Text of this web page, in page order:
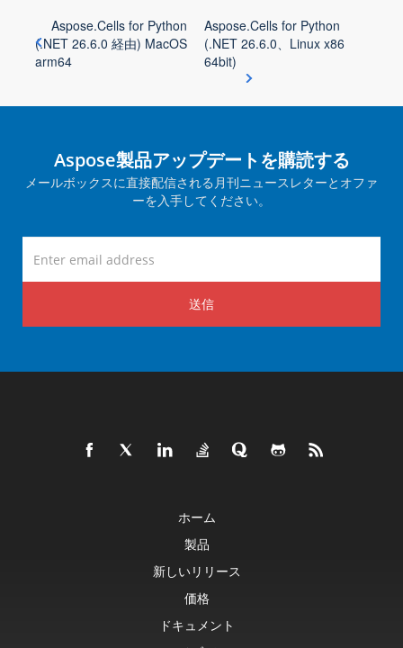
Aspose.Cells for Python
(.NET 26.6.0 経由) MacOS
arm64
Aspose.Cells for Python
(.NET 26.6.0、Linux x86
64bit)
Aspose製品アップデートを購読する
メールボックスに直接配信される月刊ニュースレターとオファ
ーを入手してください。
送信
ホーム
製品
新しいリリース
価格
ドキュメント